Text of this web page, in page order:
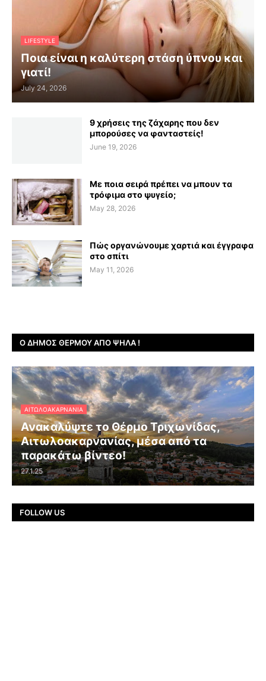
LIFESTYLE
Ποια είναι η καλύτερη στάση ύπνου και
γιατί!
July 24, 2026
9 χρήσεις της ζάχαρης που δεν
μπορούσες να φανταστείς!
June 19, 2026
Με ποια σειρά πρέπει να μπουν τα
τρόφιμα στο ψυγείο;
May 28, 2026
Πώς οργανώνουμε χαρτιά και έγγραφα
στο σπίτι
May 11, 2026
Ο ΔΉΜΟΣ ΘΈΡΜΟΥ ΑΠΌ ΨΗΛΆ !
ΑΙΤΩΛΟΑΚΑΡΝΑΝΊΑ
Ανακαλύψτε το Θέρμο Τριχωνίδας,
Αιτωλοακαρνανίας, μέσα από τα
παρακάτω βίντεο!
27.1.25
FOLLOW US